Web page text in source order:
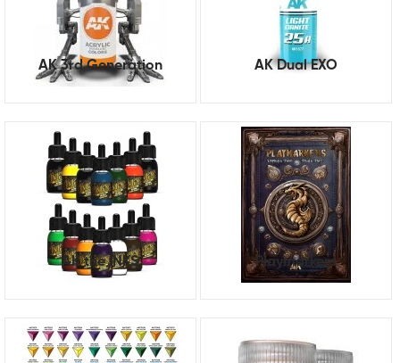
AK 3rd Generation AK Dual EXO
AK the INKS Playmarkers